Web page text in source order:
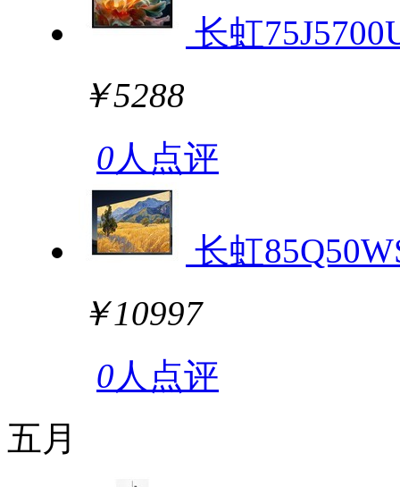
长虹
￥5288
0人点评
长虹
￥10997
0人点评
五月